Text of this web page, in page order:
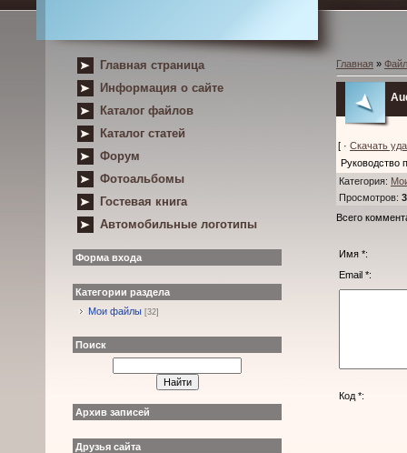
Главная страница
Информация о сайте
Каталог файлов
Каталог статей
Форум
Фотоальбомы
Гостевая книга
Автомобильные логотипы
Форма входа
Категории раздела
Мои файлы [32]
Поиск
Архив записей
Друзья сайта
Главная »
[ · Скачать
Руководство
Категория:
Просмотров:
Всего
Имя *:
Email *:
Код *: